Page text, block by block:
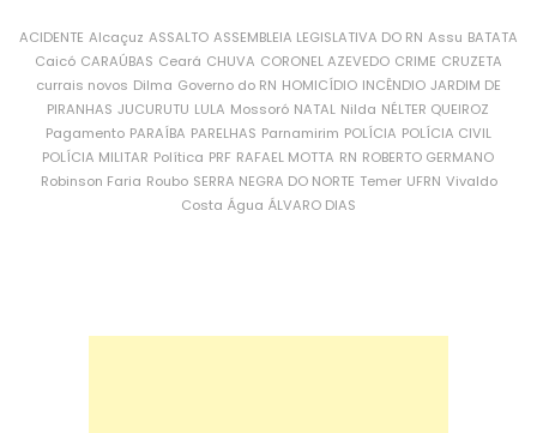
ACIDENTE Alcaçuz ASSALTO ASSEMBLEIA LEGISLATIVA DO RN Assu BATATA
Caicó CARAÚBAS Ceará CHUVA CORONEL AZEVEDO CRIME CRUZETA
currais novos Dilma Governo do RN HOMICÍDIO INCÊNDIO JARDIM DE
PIRANHAS JUCURUTU LULA Mossoró NATAL Nilda NÉLTER QUEIROZ
Pagamento PARAÍBA PARELHAS Parnamirim POLÍCIA POLÍCIA CIVIL
POLÍCIA MILITAR Política PRF RAFAEL MOTTA RN ROBERTO GERMANO
Robinson Faria Roubo SERRA NEGRA DO NORTE Temer UFRN Vivaldo
Costa Água ÁLVARO DIAS